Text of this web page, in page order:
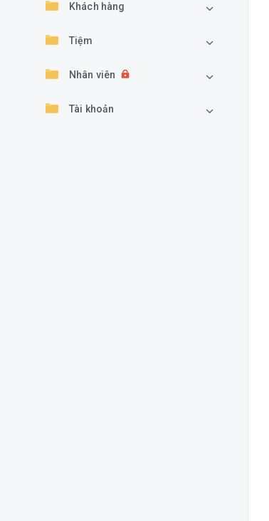
Khách hàng
Tiệm
Nhân viên
Tài khoản